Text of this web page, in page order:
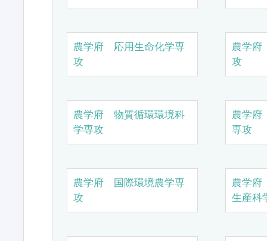
農学府 応用生命化学専
攻
農学
攻
農学府 物質循環環境科
学専攻
農学
専攻
農学府 国際環境農学専
攻
農学
生産科